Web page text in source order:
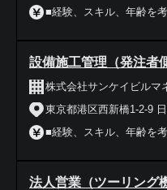
■経験、スキル、年齢を
設備施工管理（発注者
株式会社サンケイビルマ
東京都港区西新橋1-2-9
■経験、スキル、年齢を
法人営業（ツーリング